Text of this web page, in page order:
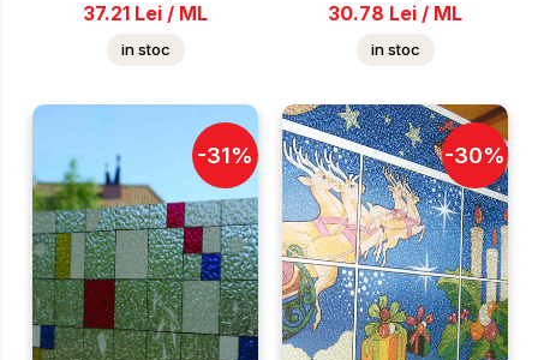
37.21 Lei / ML
in stoc
30.78 Lei / ML
in stoc
-31% -30%